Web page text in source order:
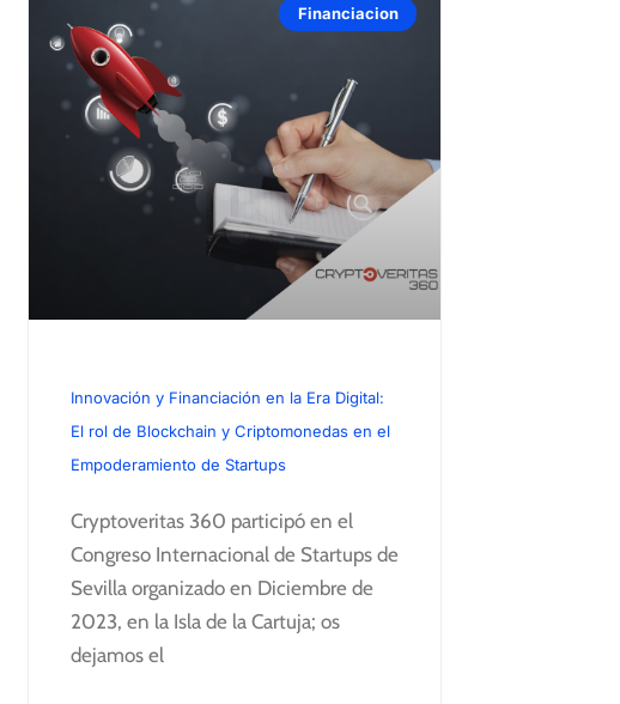
Financiacion
Innovación y Financiación en la Era Digital:
El rol de Blockchain y Criptomonedas en el
Empoderamiento de Startups
Cryptoveritas 360 participó en el
Congreso Internacional de Startups de
Sevilla organizado en Diciembre de
2023, en la Isla de la Cartuja; os
dejamos el